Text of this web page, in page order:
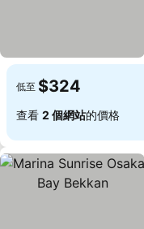
低至 $324
查看 2 個網站的價格